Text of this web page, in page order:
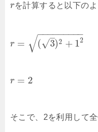
rを計算すると以下の
r = ( 3
–
√ )2 + 12
− −
−−−−−−−
√
r = 2
そこで、2を利用して